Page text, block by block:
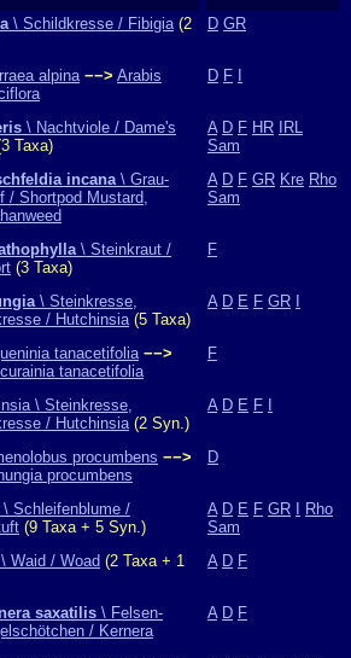
\ Schildkresse / Fibigia(2
D GR
alpina −−> Arabis
D F
\ Nachtviole / Dame's
Taxa)
A D F HR
IRL
Sam
incana\ Grau-
/ Shortpod Mustard,
A D F GR Kre Rho
Sam
\ Steinkraut /
(3 Taxa)
F
\ Steinkresse,
/ Hutchinsia(5 Taxa)
A D E F GR
tanacetifolia −−>
tanacetifolia
F
\ Steinkresse,
/ Hutchinsia(2 Syn.)
A D E F
procumbens −−>
procumbens
D
\ Schleifenblume /
(9 Taxa + 5 Syn.)
A D E F GR
Rho
Sam
\ Waid / Woad (2 Taxa + 1
A D F
saxatilis \ Felsen-
/ Kernera
A D F